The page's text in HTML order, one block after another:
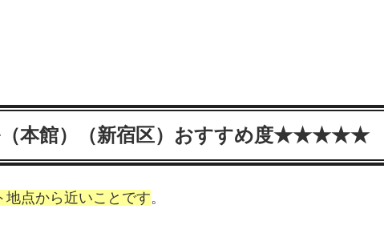
（本館）（新宿区）おすすめ度★★★★★
地点から近いことです。